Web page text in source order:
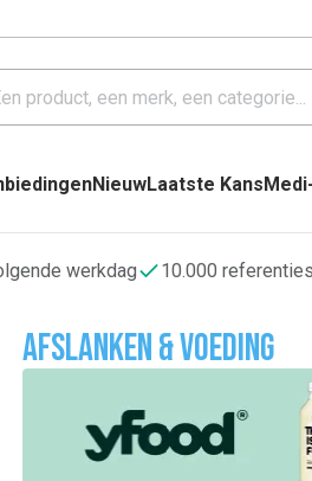
NieuwLaatste Kans
werkdag 10.000
Afslanken & voeding